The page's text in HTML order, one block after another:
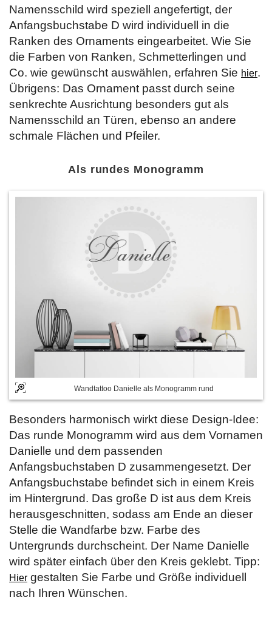
Namensschild wird speziell angefertigt, der
Anfangsbuchstabe D wird individuell in die
Ranken des Ornaments eingearbeitet. Wie Sie
die Farben von Ranken, Schmetterlingen und
Co. wie gewünscht auswählen, erfahren Sie hier.
Übrigens: Das Ornament passt durch seine
senkrechte Ausrichtung besonders gut als
Namensschild an Türen, ebenso an andere
schmale Flächen und Pfeiler.
Als rundes Monogramm
Wandtattoo Danielle als Monogramm rund
Besonders harmonisch wirkt diese Design-Idee:
Das runde Monogramm wird aus dem Vornamen
Danielle und dem passenden
Anfangsbuchstaben D zusammengesetzt. Der
Anfangsbuchstabe befindet sich in einem Kreis
im Hintergrund. Das große D ist aus dem Kreis
herausgeschnitten, sodass am Ende an dieser
Stelle die Wandfarbe bzw. Farbe des
Untergrunds durchscheint. Der Name Danielle
wird später einfach über den Kreis geklebt. Tipp:
Hier gestalten Sie Farbe und Größe individuell
nach Ihren Wünschen.